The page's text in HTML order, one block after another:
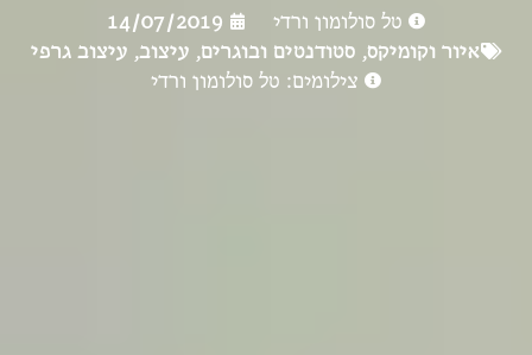
טל סולומון ורדי
14/07/2019
איור וקומיקס, סטודנטים ובוגרים, עיצוב, עיצוב גרפי
צילומים: טל סולומון ורדי